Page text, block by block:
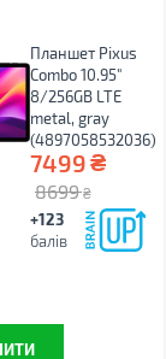
Планшет Pixus
Combo 10.95"
8/256GB LTE
metal, gray
(4897058532036)
7499₴
8699 ₴
+123
балів